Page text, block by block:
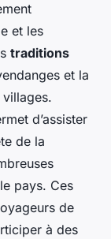
et les
traditions
et la
d’assister
de la
pays. Ces
de
à des